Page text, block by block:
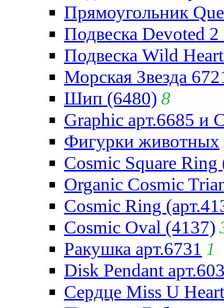
Прямоугольник
Подвеска Devoted
Подвеска Wild
Морская Звезда
Шип (6480) 8
Graphic арт.6685 и
Фигурки животных
Cosmic Square Ring
Organic Cosmic
Cosmic Ring
Cosmic Oval (4137)
Ракушка арт.6731 1
Disk Pendant
Сердце Miss U